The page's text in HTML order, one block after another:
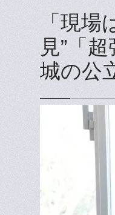
「現
見”「
城の公